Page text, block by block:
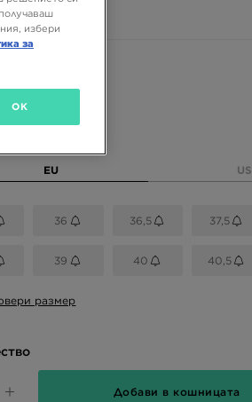
EU US
36 36,5 37,5
39 40 40,5
размер
Добави в кошницата
избери
за
OK